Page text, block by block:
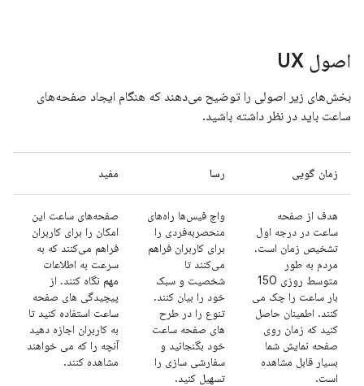
اصول UX
بخش‌های زیر اصولی را توضیح می‌دهند که هنگام ایجاد صفحه‌های
ساعت باید در نظر داشته باشید.
زمان گویی رسا مفید
هدف از صفحه
ساعت در درجه اول
تشخیص زمان است.
مردم به طور
متوسط ​​روزی 150
بار ساعت را چک می
کنند. اطمینان حاصل
کنید که زمان روی
صفحه نمایش شما
بسیار قابل مشاهده
است.
واچ فیس‌ها راه‌های
منحصربه‌فردی را
برای کاربران فراهم
می‌کنند تا
شخصیت و سبک
خود را بیان کنند.
تنوع را در طرح
های صفحه ساعت
خود بگنجانید و
سفارشی سازی را
تسهیل کنید.
صفحه‌های ساعت این
امکان را برای کاربران
فراهم می‌کنند که به
سرعت به اطلاعات
مهم نگاه کنند. از
پیچیدگی های صفحه
ساعت استفاده کنید تا
به کاربران اجازه دهید
آنچه را که می خواهند
مشاهده کنند.